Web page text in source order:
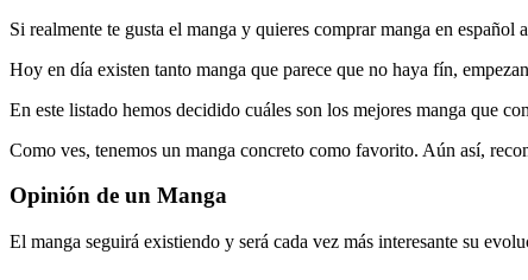
Si realmente te gusta el manga y quieres comprar manga en español
Hoy en día existen tanto manga que parece que no haya fín,
En este listado hemos decidido cuáles son los mejores manga que
Como ves, tenemos un manga concreto como favorito. Aún así,
Opinión de un Manga
El manga seguirá existiendo y será cada vez más interesante su